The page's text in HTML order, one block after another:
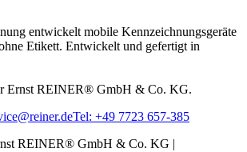
entwickelt mobile Kennzeichnungsgeräte
Etikett. Entwickelt und gefertigt in
Ernst REINER® GmbH & Co. KG.
Tel: +49 7723 657-385
REINER® GmbH & Co. KG |